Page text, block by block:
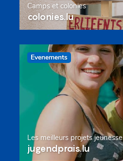
Camps et colonies
colonies.lu
Evenements
Les meilleurs projets jeunesse
jugendprais.lu